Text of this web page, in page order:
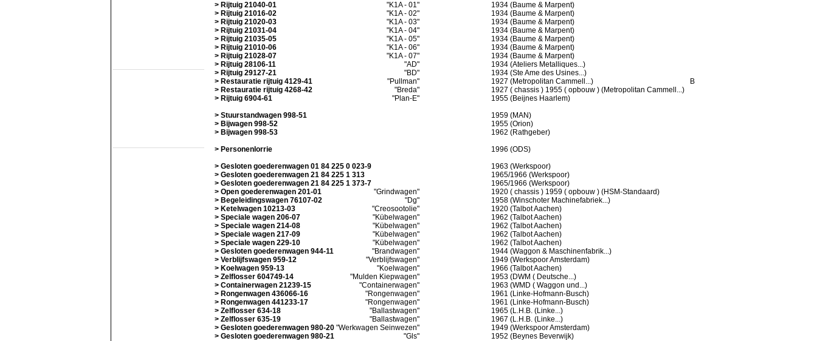
> Rijtuig 21040-01
"K1A - 01"
1934 (Baume & Marpent)
> Rijtuig 21016-02
"K1A - 02"
1934 (Baume & Marpent)
> Rijtuig 21020-03
"K1A - 03"
1934 (Baume & Marpent)
> Rijtuig 21031-04
"K1A - 04"
1934 (Baume & Marpent)
> Rijtuig 21035-05
"K1A - 05"
1934 (Baume & Marpent)
> Rijtuig 21010-06
"K1A - 06"
1934 (Baume & Marpent)
> Rijtuig 21028-07
"K1A - 07"
1934 (Baume & Marpent)
> Rijtuig 28106-11
"AD"
1934 (Ateliers Metalliques...)
> Rijtuig 29127-21
"BD"
1934 (Ste Ame des Usines...)
> Restauratie rijtuig 4129-41
"Pullman" 1927 (Metropolitan Cammell...)
B
> Restauratie rijtuig 4268-42
"Breda"
1927 ( chassis ) 1955 ( opbouw ) (Metropolitan Cammell...)
> Rijtuig 6904-61
"Plan-E"
1955 (Beijnes Haarlem)
> Stuurstandwagen 998-51
1959 (MAN)
> Bijwagen 998-52
1955 (Orion)
> Bijwagen 998-53
1962 (Rathgeber)
> Personenlorrie
1996 (ODS)
> Gesloten goederenwagen 01 84 225 0 023-9
1963 (Werkspoor)
> Gesloten goederenwagen 21 84 225 1 313
1965/1966 (Werkspoor)
> Gesloten goederenwagen 21 84 225 1 373-7
1965/1966 (Werkspoor)
> Open goederenwagen 201-01
"Grindwagen"
1920 ( chassis ) 1959 ( opbouw ) (HSM-Standaard)
> Begeleidingswagen 76107-02
"Dg"
1958 (Winschoter Machinefabriek...)
> Ketelwagen 10213-03
"Creosootolie"
1920 (Talbot Aachen)
> Speciale wagen 206-07
"Kübelwagen"
1962 (Talbot Aachen)
> Speciale wagen 214-08
"Kübelwagen"
1962 (Talbot Aachen)
> Speciale wagen 217-09
"Kübelwagen"
1962 (Talbot Aachen)
> Speciale wagen 229-10
"Kübelwagen"
1962 (Talbot Aachen)
> Gesloten goederenwagen 944-11
"Brandwagen"
1944 (Waggon & Maschinenfabrik...)
> Verblijfswagen 959-12
"Verblijfswagen"
1949 (Werkspoor Amsterdam)
> Koelwagen 959-13
"Koelwagen"
1966 (Talbot Aachen)
> Zelflosser 604749-14
"Mulden Kiepwagen"
1953 (DWM ( Deutsche...)
> Containerwagen 21239-15
"Containerwagen"
1963 (WMD ( Waggon und...)
> Rongenwagen 436066-16
"Rongenwagen"
1961 (Linke-Hofmann-Busch)
> Rongenwagen 441233-17
"Rongenwagen"
1961 (Linke-Hofmann-Busch)
> Zelflosser 634-18
"Ballastwagen"
1965 (L.H.B. (Linke...)
> Zelflosser 635-19
"Ballastwagen"
1967 (L.H.B. (Linke...)
> Gesloten goederenwagen 980-20 "Werkwagen Seinwezen"
1949 (Werkspoor Amsterdam)
> Gesloten goederenwagen 980-21
"Gls"
1952 (Beynes Beverwijk)